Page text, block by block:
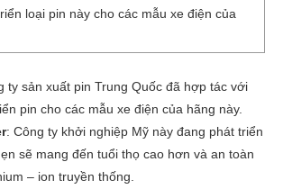
loại pin này cho các mẫu xe điện của
ty sản xuất pin Trung Quốc đã hợp tác với
pin cho các mẫu xe điện của hãng này.
: Công ty khởi nghiệp Mỹ này đang phát triển
sẽ mang đến tuổi thọ cao hơn và an toàn
– ion truyền thống.